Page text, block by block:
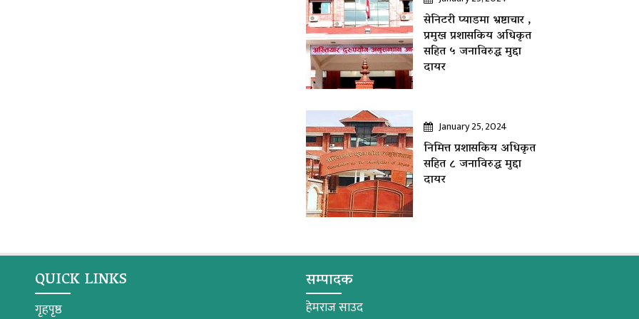
सेनिटरी प्याडमा भ्रष्टाचार ,
प्रमुख प्रशासकिय अधिकृत
सहित ५ जनाविरुद्ध मुद्दा
दायर
January 25, 2024
निमित्त प्रशासकिय अधिकृत
सहित ८ जनाविरुद्ध मुद्दा
दायर
QUICK LINKS
गृहपृष्ठ
सम्पादक
हेमराज साउद